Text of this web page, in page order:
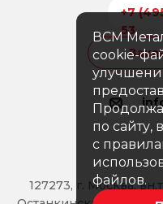
+7
53
127273, г. Москва,
ВСМ
cookie-
по сайту,
с
файлов.